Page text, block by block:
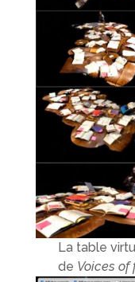
La table
de Voices of